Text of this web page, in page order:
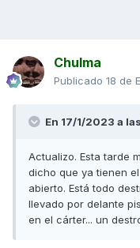
Chulma
Publicado 18 de
En 17/1/2023 a
Actualizo. Esta tarde
dicho que ya tienen
abierto. Está todo
llevado por delante
en el cárter... un